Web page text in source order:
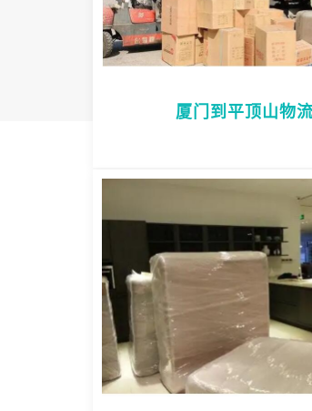
厦门到平顶山物